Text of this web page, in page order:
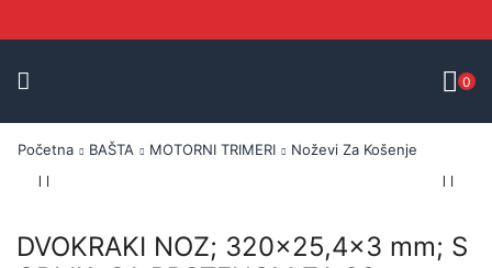
0
Početna BAŠTA MOTORNI TRIMERI Noževi Za Košenje
DVOKRAKI NOZ; 320×25,4×3 mm; S